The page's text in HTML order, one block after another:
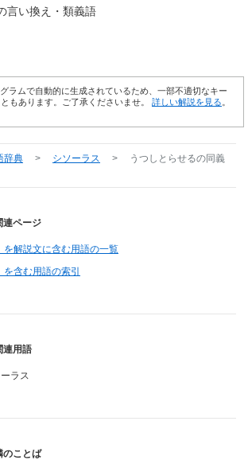
言い換え・類義語
ラムで自動的に生成されているため、一部不適切なキー
もあります。ご了承くださいませ。 詳しい解説を見る
辞典 > シソーラス > うつしとらせるの同義
連ページ
を解説文に含む用語の一覧
を含む用語の索引
連用語
ラス
のことば